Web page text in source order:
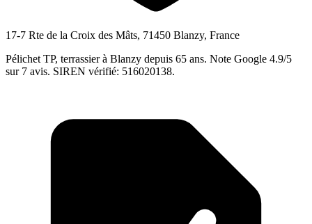
17-7 Rte de la Croix des Mâts, 71450 Blanzy, France
Pélichet TP, terrassier à Blanzy depuis 65 ans. Note Google 4.9/5
sur 7 avis. SIREN vérifié: 516020138.